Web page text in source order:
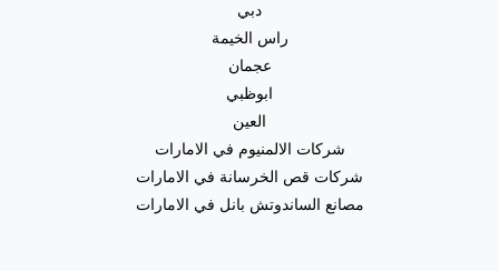
دبي
راس الخيمة
عجمان
ابوظبي
العين
شركات الالمنيوم في الامارات
شركات قص الخرسانة في الامارات
مصانع الساندوتش بانل في الامارات